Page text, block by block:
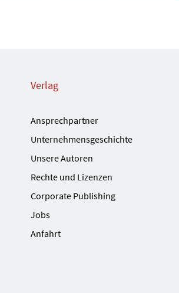
Verlag
Ansprechpartner
Unternehmensgeschichte
Unsere Autoren
Rechte und Lizenzen
Corporate Publishing
Jobs
Anfahrt